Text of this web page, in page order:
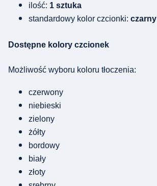
ilość: 1 sztuka
standardowy kolor czcionki: czarny
Dostępne kolory czcionek
Możliwość wyboru koloru tłoczenia:
czerwony
niebieski
zielony
żółty
bordowy
biały
złoty